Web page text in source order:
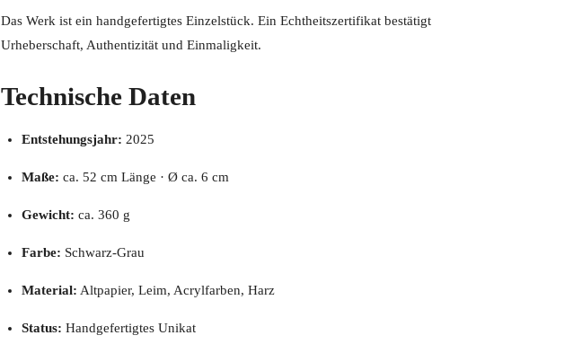
Das Werk ist ein handgefertigtes Einzelstück. Ein Echtheitszertifikat bestätigt
Urheberschaft, Authentizität und Einmaligkeit.
Technische Daten
Entstehungsjahr: 2025
Maße: ca. 52 cm Länge · Ø ca. 6 cm
Gewicht: ca. 360 g
Farbe: Schwarz-Grau
Material: Altpapier, Leim, Acrylfarben, Harz
Status: Handgefertigtes Unikat